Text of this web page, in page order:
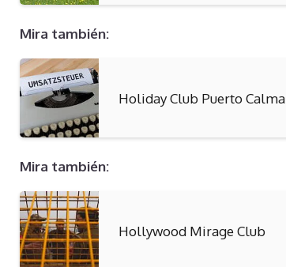
Mira también:
Holiday Club Puerto Calma
Mira también:
Hollywood Mirage Club